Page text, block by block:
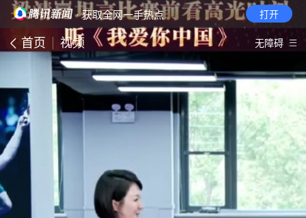
· 获取全网一手热点 打开
首页 视频 无障碍